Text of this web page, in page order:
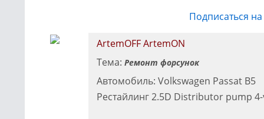
Подписаться
ArtemOFF ArtemON
Тема: Ремонт форсунок
Автомобиль: Volkswagen Passat B5
Рестайлинг 2.5D Distributor pump